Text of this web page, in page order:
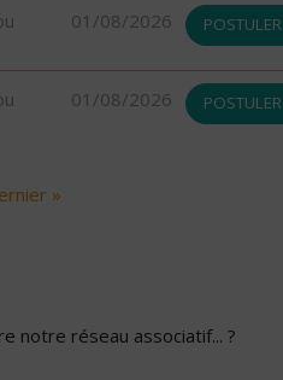
01/08/2026 POSTULER
01/08/2026 POSTULER
»
notre réseau associatif... ?